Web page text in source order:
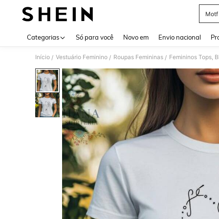
Motf
Categorias Só para você Novo em Envio nacional
Início / Vestuário Feminino / Roupas Femininas / Femininos Tops,